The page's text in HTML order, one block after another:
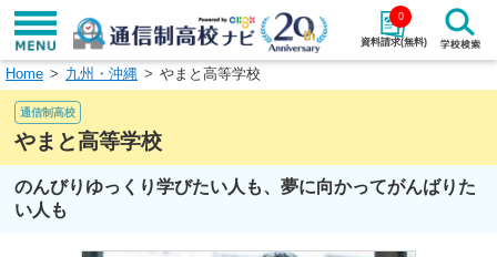
資料請求(無料)
0
学校名で探す
エリアから探す 特徴から探す
Home 九州・沖縄 やまと高等学校
通信制高校
やまと高等学校
のんびりゆっくり学びたい人も、夢に向かってがんばりた
い人も